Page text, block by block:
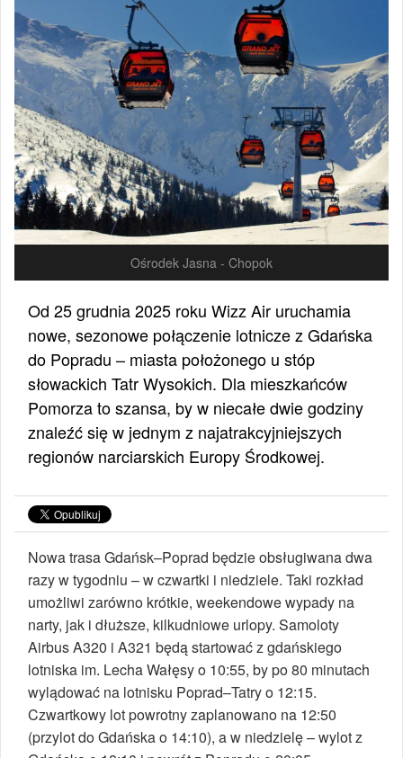
Ośrodek Jasna - Chopok
Od 25 grudnia 2025 roku Wizz Air uruchamia
nowe, sezonowe połączenie lotnicze z Gdańska
do Popradu – miasta położonego u stóp
słowackich Tatr Wysokich. Dla mieszkańców
Pomorza to szansa, by w niecałe dwie godziny
znaleźć się w jednym z najatrakcyjniejszych
regionów narciarskich Europy Środkowej.
Nowa trasa Gdańsk–Poprad będzie obsługiwana dwa
razy w tygodniu – w czwartki i niedziele. Taki rozkład
umożliwi zarówno krótkie, weekendowe wypady na
narty, jak i dłuższe, kilkudniowe urlopy. Samoloty
Airbus A320 i A321 będą startować z gdańskiego
lotniska im. Lecha Wałęsy o 10:55, by po 80 minutach
wylądować na lotnisku Poprad–Tatry o 12:15.
Czwartkowy lot powrotny zaplanowano na 12:50
(przylot do Gdańska o 14:10), a w niedzielę – wylot z